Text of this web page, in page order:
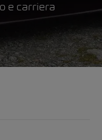
e carriera